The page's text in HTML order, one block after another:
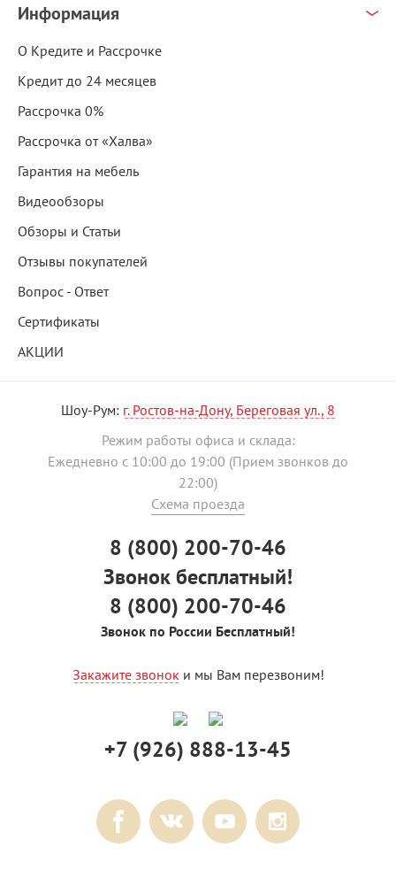
Информация
О Кредите и Рассрочке
Кредит до 24 месяцев
Рассрочка 0%
Рассрочка от «Халва»
Гарантия на мебель
Видеообзоры
Обзоры и Статьи
Отзывы покупателей
Вопрос - Ответ
Сертификаты
АКЦИИ
Шоу-Рум: г. Ростов-на-Дону, Береговая ул., 8
Режим работы офиса и склада:
Ежедневно с 10:00 до 19:00 (Прием звонков до
22:00)
Схема проезда
8 (800) 200-70-46
Звонок бесплатный!
8 (800) 200-70-46
Звонок по России Бесплатный!
Закажите звонок и мы Вам перезвоним!
+7 (926) 888-13-45